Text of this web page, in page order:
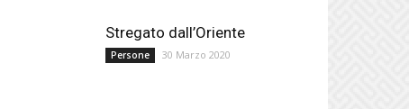
Stregato dall’Oriente
Persone 30 Marzo 2020